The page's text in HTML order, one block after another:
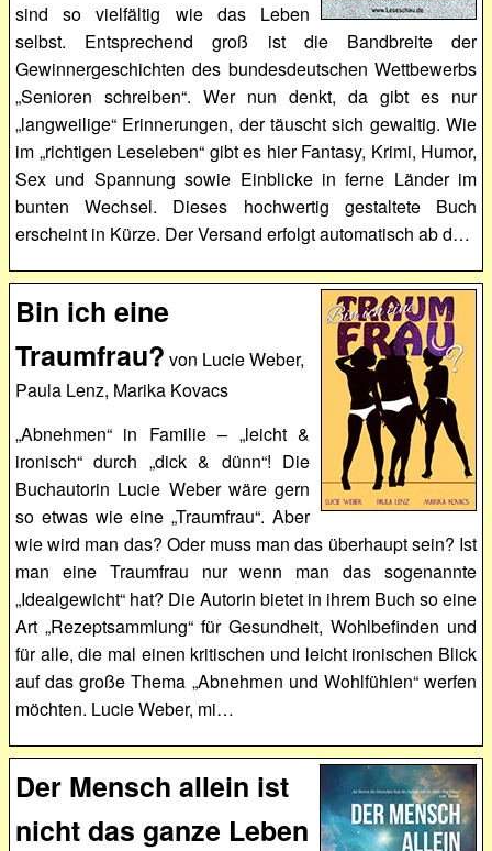
sind so vielfältig wie das Leben
selbst. Entsprechend groß ist die Bandbreite der
Gewinnergeschichten des bundesdeutschen Wettbewerbs
„Senioren schreiben“. Wer nun denkt, da gibt es nur
„langweilige“ Erinnerungen, der täuscht sich gewaltig. Wie
im „richtigen Leseleben“ gibt es hier Fantasy, Krimi, Humor,
Sex und Spannung sowie Einblicke in ferne Länder im
bunten Wechsel. Dieses hochwertig gestaltete Buch
erscheint in Kürze. Der Versand erfolgt automatisch ab d…
Bin ich eine
Traumfrau? von Lucie Weber,
Paula Lenz, Marika Kovacs
„Abnehmen“ in Familie – „leicht &
ironisch“ durch „dick & dünn“! Die
Buchautorin Lucie Weber wäre gern
so etwas wie eine „Traumfrau“. Aber
wie wird man das? Oder muss man das überhaupt sein? Ist
man eine Traumfrau nur wenn man das sogenannte
„Idealgewicht“ hat? Die Autorin bietet in ihrem Buch so eine
Art „Rezeptsammlung“ für Gesundheit, Wohlbefinden und
für alle, die mal einen kritischen und leicht ironischen Blick
auf das große Thema „Abnehmen und Wohlfühlen“ werfen
möchten. Lucie Weber, mi…
Der Mensch allein ist
nicht das ganze Leben